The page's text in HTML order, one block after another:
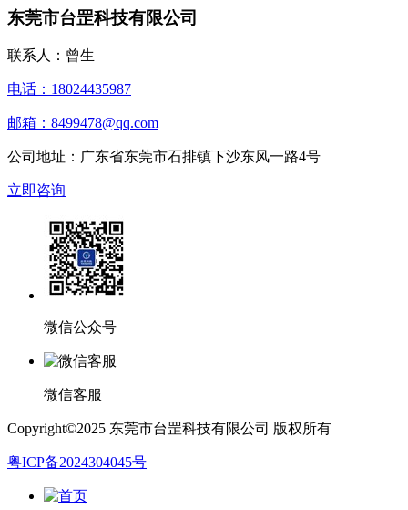
东莞市台罡科技有限公司
联系人：曾生
电话：18024435987
邮箱：8499478@qq.com
公司地址：广东省东莞市石排镇下沙东风一路4号
立即咨询
微信公众号
微信客服
Copyright©2025 东莞市台罡科技有限公司 版权所有
粤ICP备2024304045号